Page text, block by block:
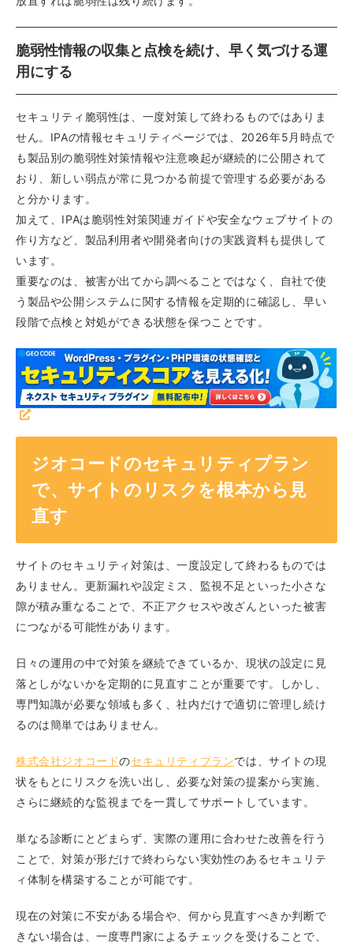
脆弱性情報の収集と点検を続け、早く気づける運
用にする
セキュリティ脆弱性は、一度対策して終わるものではありま
せん。IPAの情報セキュリティページでは、2026年5月時点で
も製品別の脆弱性対策情報や注意喚起が継続的に公開されて
おり、新しい弱点が常に見つかる前提で管理する必要がある
と分かります。
加えて、IPAは脆弱性対策関連ガイドや安全なウェブサイトの
作り方など、製品利用者や開発者向けの実践資料も提供して
います。
重要なのは、被害が出てから調べることではなく、自社で使
う製品や公開システムに関する情報を定期的に確認し、早い
段階で点検と対処ができる状態を保つことです。
ジオコードのセキュリティプラン
で、サイトのリスクを根本から見
直す
サイトのセキュリティ対策は、一度設定して終わるものでは
ありません。更新漏れや設定ミス、監視不足といった小さな
隙が積み重なることで、不正アクセスや改ざんといった被害
につながる可能性があります。
日々の運用の中で対策を継続できているか、現状の設定に見
落としがないかを定期的に見直すことが重要です。しかし、
専門知識が必要な領域も多く、社内だけで適切に管理し続け
るのは簡単ではありません。
株式会社ジオコードのセキュリティプランでは、サイトの現
状をもとにリスクを洗い出し、必要な対策の提案から実施、
さらに継続的な監視までを一貫してサポートしています。
単なる診断にとどまらず、実際の運用に合わせた改善を行う
ことで、対策が形だけで終わらない実効性のあるセキュリテ
ィ体制を構築することが可能です。
現在の対策に不安がある場合や、何から見直すべきか判断で
きない場合は、一度専門家によるチェックを受けることで、